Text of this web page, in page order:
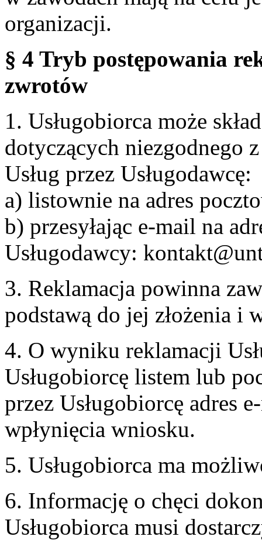
organizacji.
§ 4 Tryb postępowania
zwrotów
1. Usługobiorca może
dotyczących niezgodnego
Usług przez Usługodawcę:
a) listownie na adres
b) przesyłając e-mail na
Usługodawcy:
3. Reklamacja powinna
podstawą do jej złożenia i
4. O wyniku reklamacji
Usługobiorcę listem lub
przez Usługobiorcę adres
wpłynięcia wniosku.
5. Usługobiorca ma
6. Informację o chęci
Usługobiorca musi